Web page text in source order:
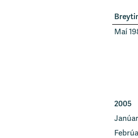
Maí
2005
Janúar